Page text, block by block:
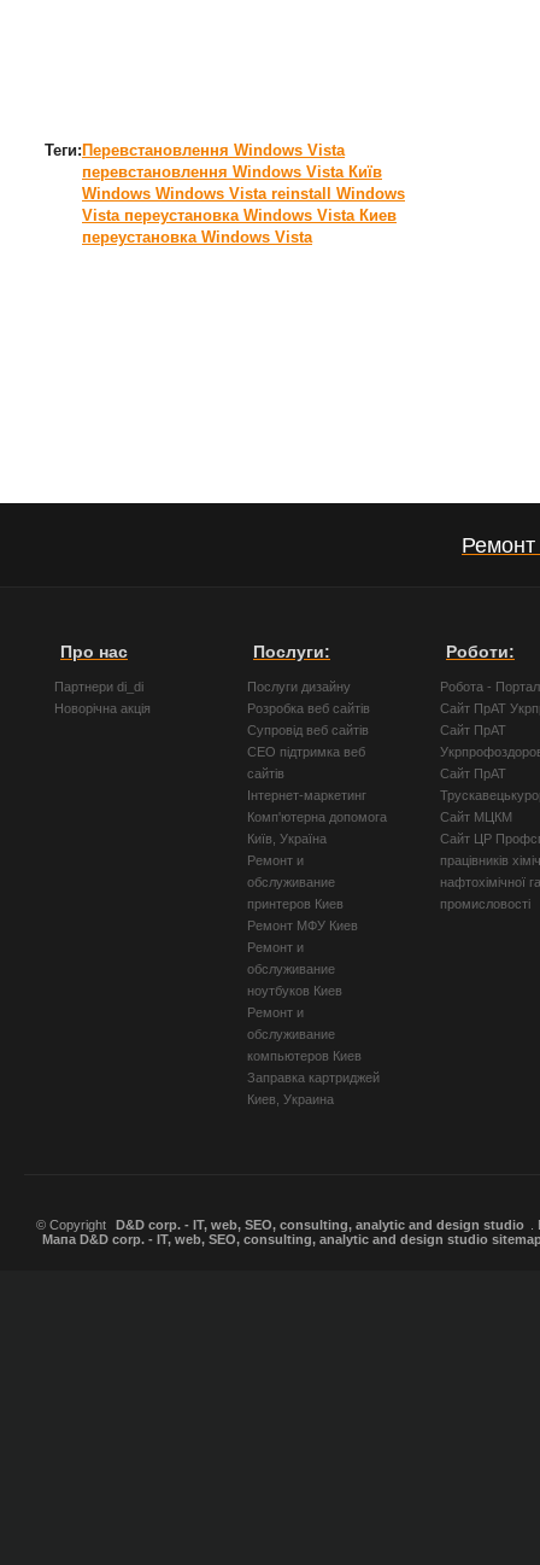
Теги: Перевстановлення Windows Vista
перевстановлення Windows Vista Київ
Windows Windows Vista reinstall Windows
Vista переустановка Windows Vista Киев
переустановка Windows Vista
Про нас
Партнери di_di
Новорічна акція
Послуги:
Послуги дизайну
Розробка веб сайтів
Супровід веб сайтів
СЕО підтримка веб
сайтів
Інтернет-маркетинг
Комп'ютерна допомога
Київ, Україна
Ремонт и
обслуживание
принтеров Киев
Ремонт МФУ Киев
Ремонт и
обслуживание
ноутбуков Киев
Ремонт и
обслуживание
компьютеров Киев
Заправка картриджей
Киев, Украина
Роботи:
Робота -
Сайт ПрАТ
Сайт ПрАТ
Сайт ПрАТ
Сайт МЦКМ
Сайт ЦР
працівників
нафтохімічної
промисловості
© Copyright D&D corp. - IT, web, SEO, consulting, analytic and design studio
Мапа D&D corp. - IT, web, SEO, consulting, analytic and design studio